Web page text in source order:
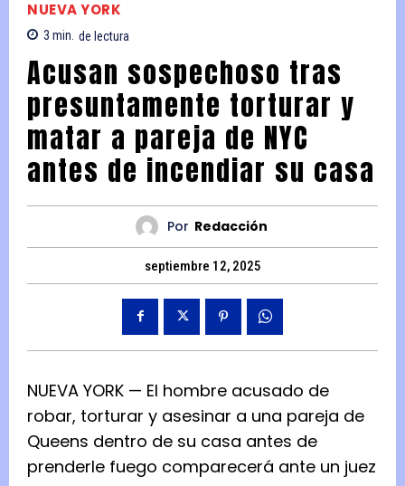
NUEVA YORK
3 min. de lectura
Acusan sospechoso tras
presuntamente torturar y
matar a pareja de NYC
antes de incendiar su casa
Por Redacción
septiembre 12, 2025
NUEVA YORK — El hombre acusado de
robar, torturar y asesinar a una pareja de
Queens dentro de su casa antes de
prenderle fuego comparecerá ante un juez